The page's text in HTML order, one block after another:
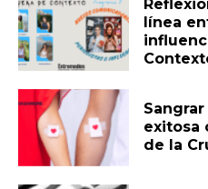
línea
exitosa
de la